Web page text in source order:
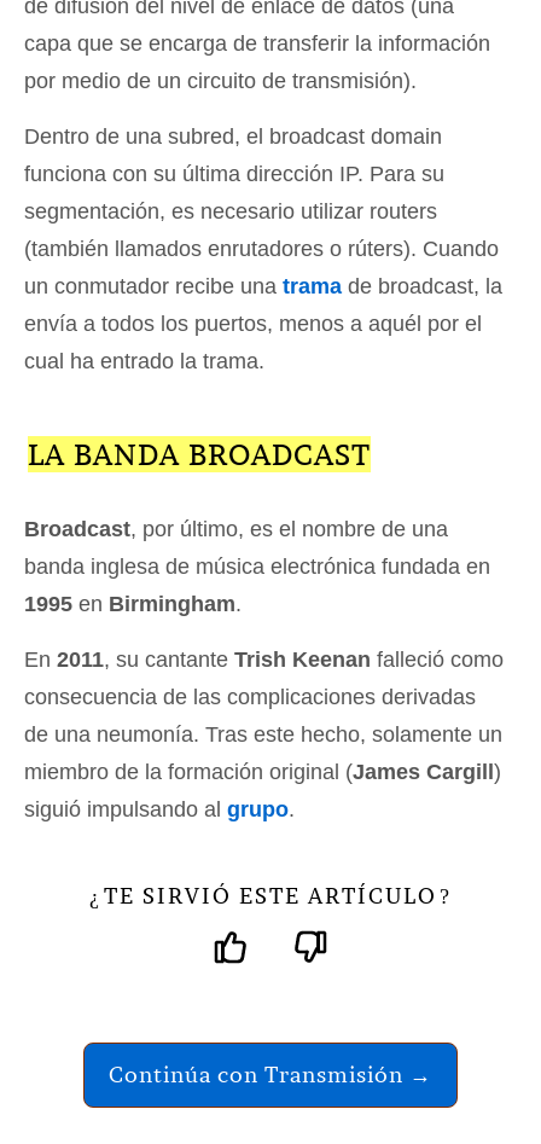
de difusión del nivel de enlace de datos (una
capa que se encarga de transferir la información
por medio de un circuito de transmisión).
Dentro de una subred, el broadcast domain
funciona con su última dirección IP. Para su
segmentación, es necesario utilizar routers
(también llamados enrutadores o rúters). Cuando
un conmutador recibe una trama de broadcast, la
envía a todos los puertos, menos a aquél por el
cual ha entrado la trama.
LA BANDA BROADCAST
Broadcast, por último, es el nombre de una
banda inglesa de música electrónica fundada en
1995 en Birmingham.
En 2011, su cantante Trish Keenan falleció como
consecuencia de las complicaciones derivadas
de una neumonía. Tras este hecho, solamente un
miembro de la formación original (James Cargill )
siguió impulsando al grupo.
¿ TE SIRVIÓ ESTE ARTÍCULO ?
Continúa con Transmisión →